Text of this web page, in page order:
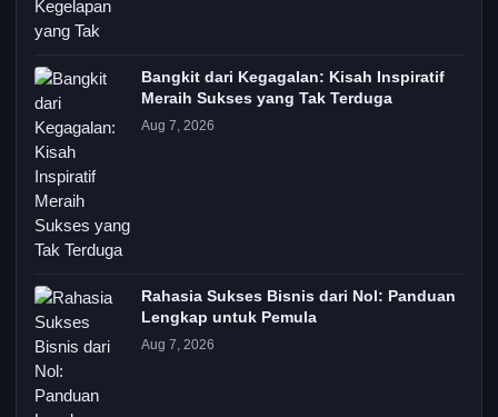
Bangkit dari Kegagalan: Kisah Inspiratif
Meraih Sukses yang Tak Terduga
Aug 7, 2026
Rahasia Sukses Bisnis dari Nol: Panduan
Lengkap untuk Pemula
Aug 7, 2026